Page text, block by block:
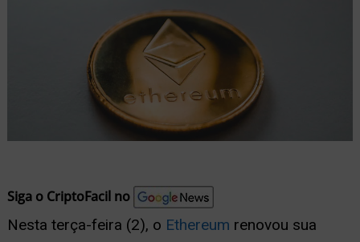
Siga o CriptoFacil no
Nesta terça-feira (2), o Ethereum renovou sua